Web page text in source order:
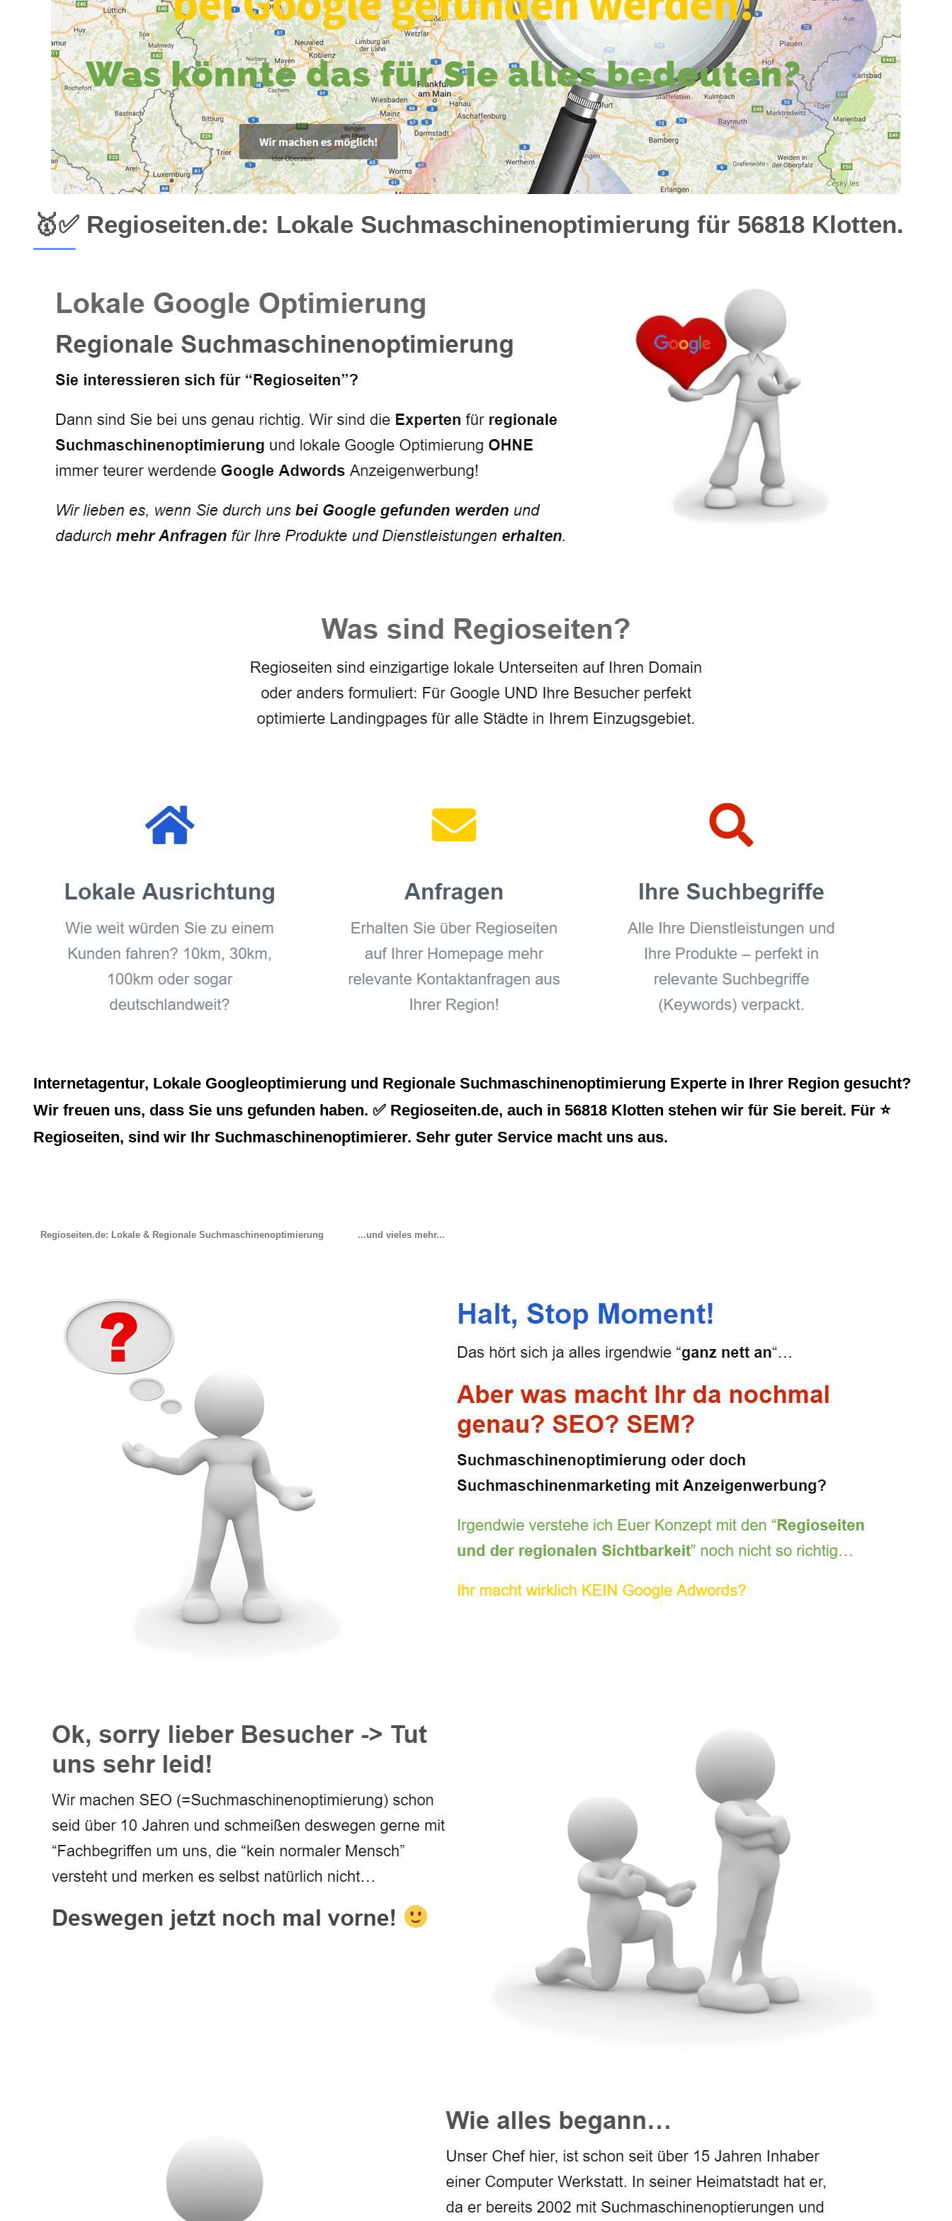
🥇✅ Regioseiten.de: Lokale Suchmaschinenoptimierung für 56818 Klotten.
Internetagentur, Lokale Googleoptimierung und Regionale Suchmaschinenoptimierung Experte in Ihrer Region gesucht?
Wir freuen uns, dass Sie uns gefunden haben. ✅ Regioseiten.de, auch in 56818 Klotten stehen wir für Sie bereit. Für ⭐
Regioseiten, sind wir Ihr Suchmaschinenoptimierer. Sehr guter Service macht uns aus.
Regioseiten.de: Lokale & Regionale Suchmaschinenoptimierung ...und vieles mehr...